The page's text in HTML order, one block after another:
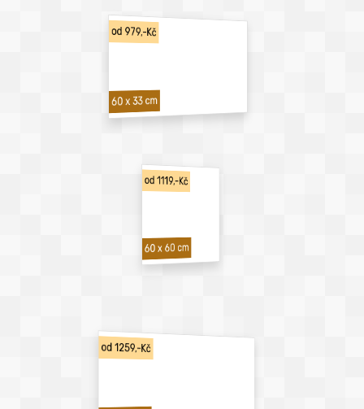
od 979,-Kč
60 x 33 cm
od 1119,-Kč
60 x 60 cm
od 1259,-Kč